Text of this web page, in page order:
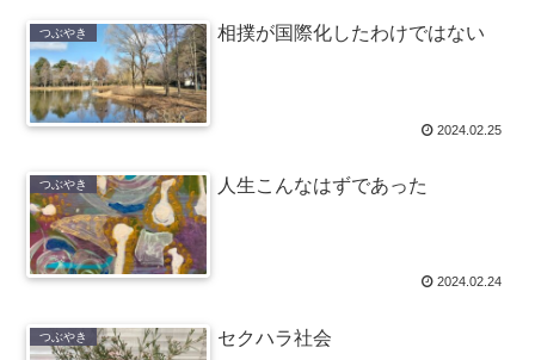
つぶやき 相撲が国際化したわけではない
2024.02.25
つぶやき 人生こんなはずであった
2024.02.24
つぶやき セクハラ社会